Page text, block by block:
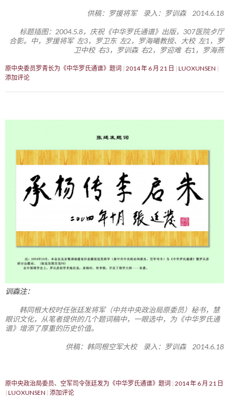
供稿：罗援将军 录入：罗训森 2014.6.18
标题插图：2004.5.8，庆祝《中华罗氏通谱》出版，307医院歺厅
合影。中，罗援将军 左3，罗卫东 左2，罗海曦教授、大校 左1，罗
卫中校 右3，罗训森 右2，罗迎难 右1，罗海燕
原中央委员罗青长为《中华罗氏通谱》题词 2014 年 6 月 21 日
LUOXUNSEN
添加评论
训森注：
韩同根大校时任张廷发将军（中共中央政治局原委员）秘书，慧
眼识文化，从笔者提供的几个题词稿中，一眼选中，为《中华罗氏通
谱》增添了厚重的历史价值。
供稿：韩同根空军大校 录入：罗训森 2014.6.18
原中央政治局委员、空军司令张廷发为《中华罗氏通谱》题词 2014 年 6 月 21 日
LUOXUNSEN 添加评论